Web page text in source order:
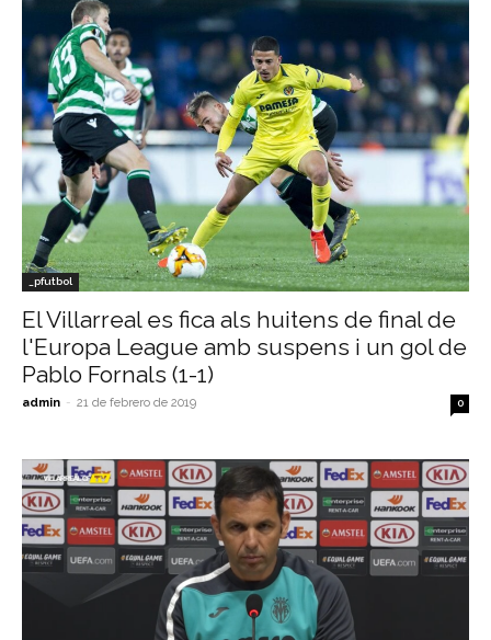
_pfutbol
El Villarreal es fica als huitens de final de
l'Europa League amb suspens i un gol de
Pablo Fornals (1-1)
admin - 21 de febrero de 2019 0